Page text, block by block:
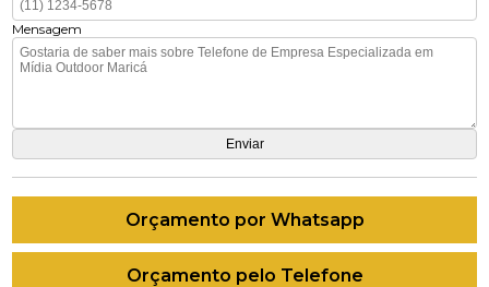
Mensagem
Orçamento por Whatsapp
Orçamento pelo Telefone